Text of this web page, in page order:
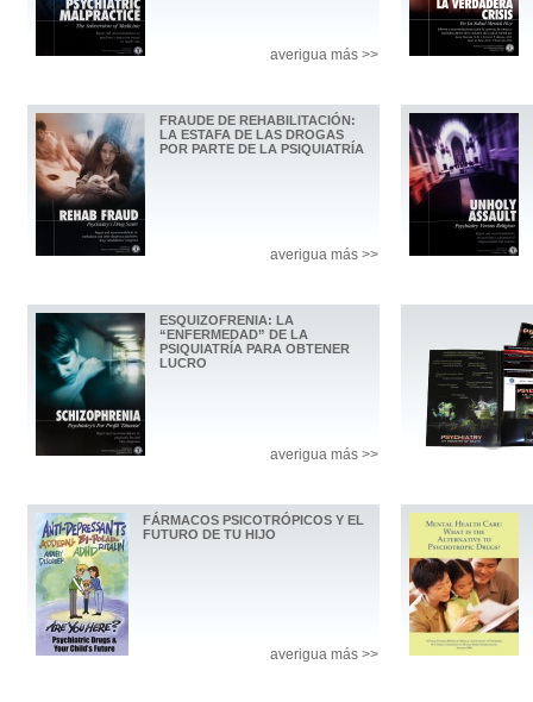
averigua más >>
FRAUDE DE REHABILITACIÓN:
LA ESTAFA DE LAS DROGAS
POR PARTE DE LA PSIQUIATRÍA
averigua más >>
ESQUIZOFRENIA: LA
“ENFERMEDAD” DE LA
PSIQUIATRÍA PARA OBTENER
LUCRO
averigua más >>
FÁRMACOS PSICOTRÓPICOS Y EL
FUTURO DE TU HIJO
averigua más >>